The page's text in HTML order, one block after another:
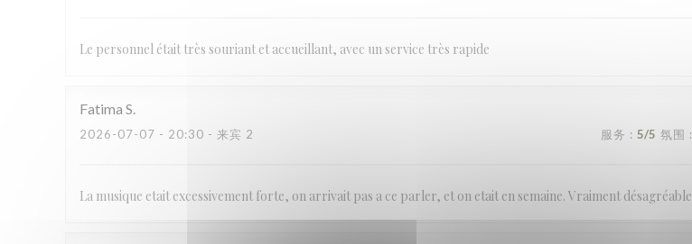
Le personnel était très souriant et accueillant, avec un service très rapide
Fatima S
2026-07-07 - 20:30 - 来宾 2 服务 : 5/5 氛围 :
La musique etait excessivement forte, on arrivait pas a ce parler, et on etait en semaine. Vraiment désagréable